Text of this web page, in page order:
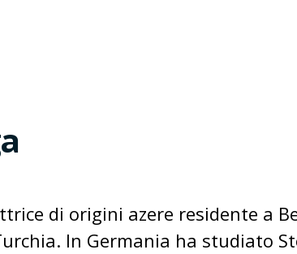
di origini azere residente a
In Germania ha studiato